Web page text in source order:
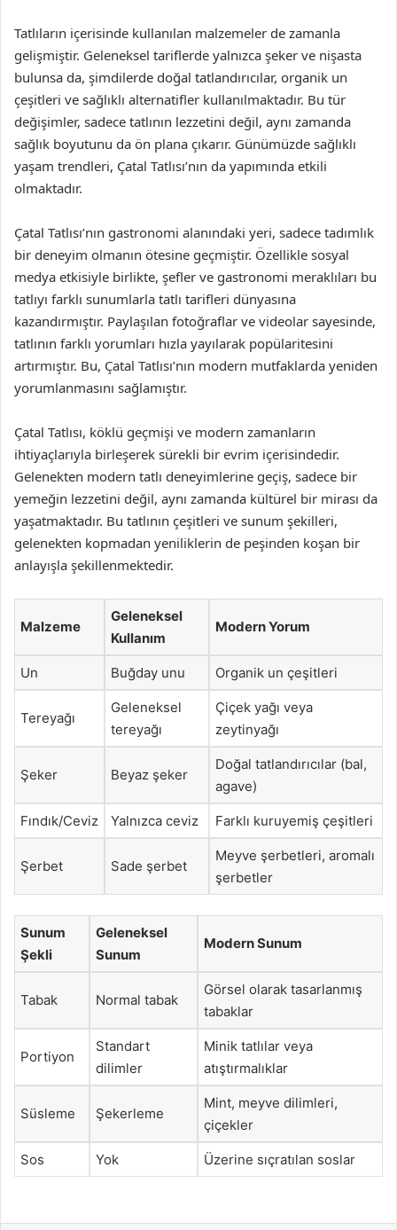
Tatlıların içerisinde kullanılan malzemeler de zamanla
gelişmiştir. Geleneksel tariflerde yalnızca şeker ve nişasta
bulunsa da, şimdilerde doğal tatlandırıcılar, organik un
çeşitleri ve sağlıklı alternatifler kullanılmaktadır. Bu tür
değişimler, sadece tatlının lezzetini değil, aynı zamanda
sağlık boyutunu da ön plana çıkarır. Günümüzde sağlıklı
yaşam trendleri, Çatal Tatlısı’nın da yapımında etkili
olmaktadır.
Çatal Tatlısı’nın gastronomi alanındaki yeri, sadece tadımlık
bir deneyim olmanın ötesine geçmiştir. Özellikle sosyal
medya etkisiyle birlikte, şefler ve gastronomi meraklıları bu
tatlıyı farklı sunumlarla tatlı tarifleri dünyasına
kazandırmıştır. Paylaşılan fotoğraflar ve videolar sayesinde,
tatlının farklı yorumları hızla yayılarak popülaritesini
artırmıştır. Bu, Çatal Tatlısı’nın modern mutfaklarda yeniden
yorumlanmasını sağlamıştır.
Çatal Tatlısı, köklü geçmişi ve modern zamanların
ihtiyaçlarıyla birleşerek sürekli bir evrim içerisindedir.
Gelenekten modern tatlı deneyimlerine geçiş, sadece bir
yemeğin lezzetini değil, aynı zamanda kültürel bir mirası da
yaşatmaktadır. Bu tatlının çeşitleri ve sunum şekilleri,
gelenekten kopmadan yeniliklerin de peşinden koşan bir
anlayışla şekillenmektedir.
Malzeme
Geleneksel
Kullanım
Modern Yorum
Un Buğday unu Organik un çeşitleri
Tereyağı
Geleneksel
tereyağı
Çiçek yağı veya
zeytinyağı
Şeker Beyaz şeker
Doğal tatlandırıcılar (bal,
agave)
Fındık/Ceviz Yalnızca ceviz Farklı kuruyemiş çeşitleri
Şerbet Sade şerbet
Meyve şerbetleri, aromalı
şerbetler
Sunum
Şekli
Geleneksel
Sunum
Modern Sunum
Tabak Normal tabak
Görsel olarak tasarlanmış
tabaklar
Portiyon
Standart
dilimler
Minik tatlılar veya
atıştırmalıklar
Süsleme Şekerleme
Mint, meyve dilimleri,
çiçekler
Sos Yok Üzerine sıçratılan soslar